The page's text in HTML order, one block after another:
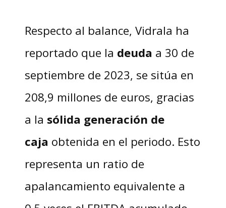
Respecto al balance, Vidrala ha
reportado que la deuda a 30 de
septiembre de 2023, se sitúa en
208,9 millones de euros, gracias
a la sólida generación de
caja obtenida en el periodo. Esto
representa un ratio de
apalancamiento equivalente a